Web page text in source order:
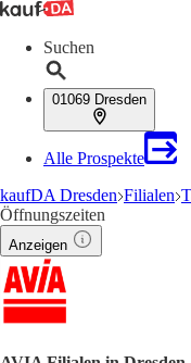
Suchen
01069 Dresden
Alle Prospekte
kaufDA Dresden Filialen
Öffnungszeiten
Anzeigen